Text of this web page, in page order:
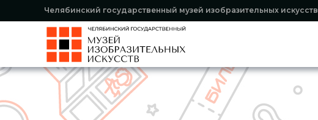
Челябинский государственный музей изобразительных искусств